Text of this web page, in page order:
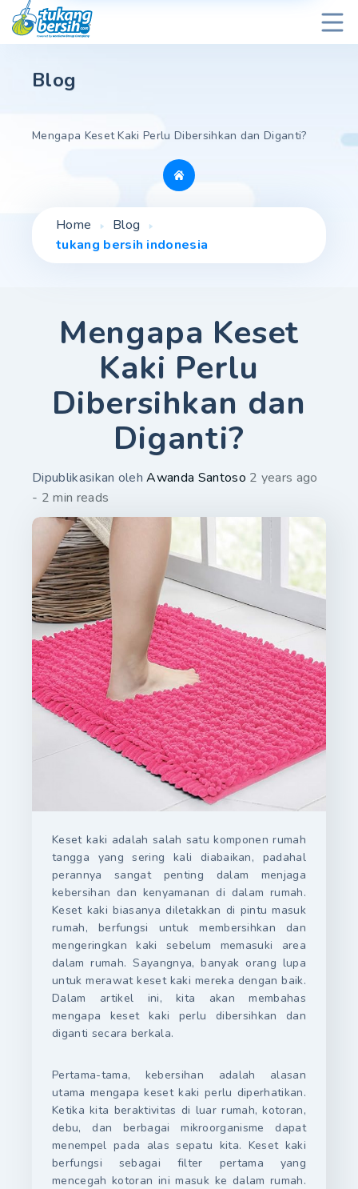
Blog
Mengapa Keset Kaki Perlu Dibersihkan dan Diganti?
Home
Blog
tukang bersih indonesia
Mengapa Keset
Kaki Perlu
Dibersihkan dan
Diganti?
Dipublikasikan olehAwanda Santoso 2 years ago
- 2 min reads
Keset kaki adalah salah satu komponen rumah
tangga yang sering kali diabaikan, padahal
perannya sangat penting dalam menjaga
kebersihan dan kenyamanan di dalam rumah.
Keset kaki biasanya diletakkan di pintu masuk
rumah, berfungsi untuk membersihkan dan
mengeringkan kaki sebelum memasuki area
dalam rumah. Sayangnya, banyak orang lupa
untuk merawat keset kaki mereka dengan baik.
Dalam artikel ini, kita akan membahas
mengapa keset kaki perlu dibersihkan dan
diganti secara berkala.
Pertama-tama, kebersihan adalah alasan
utama mengapa keset kaki perlu diperhatikan.
Ketika kita beraktivitas di luar rumah, kotoran,
debu, dan berbagai mikroorganisme dapat
menempel pada alas sepatu kita. Keset kaki
berfungsi sebagai filter pertama yang
mencegah kotoran ini masuk ke dalam rumah.